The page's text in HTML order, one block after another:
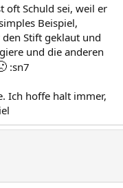
oft Schuld sei, weil er
Beispiel,
Stift geklaut und
und die anderen
:sn7
Ich hoffe halt immer,